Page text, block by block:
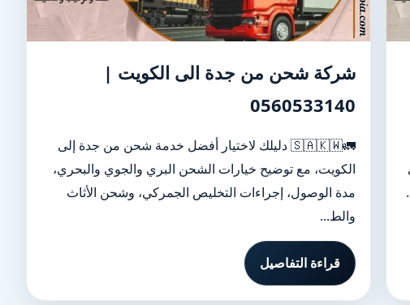
شركة شحن من جدة الى الكويت |
0560533140
🚛🇸🇦🇰🇼 دليلك لاختيار أفضل خدمة شحن من جدة إلى
الكويت، مع توضيح خيارات الشحن البري والجوي والبحري،
مدة الوصول، إجراءات التخليص الجمركي، وشحن الأثاث
والط...
قراءة التفاصيل